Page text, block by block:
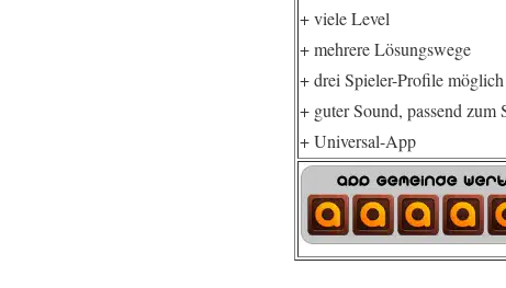
+ viele Level
+ mehrere Lösungswege
+ drei Spieler-Profile möglich
+ guter Sound, passend zum
+ Universal-App